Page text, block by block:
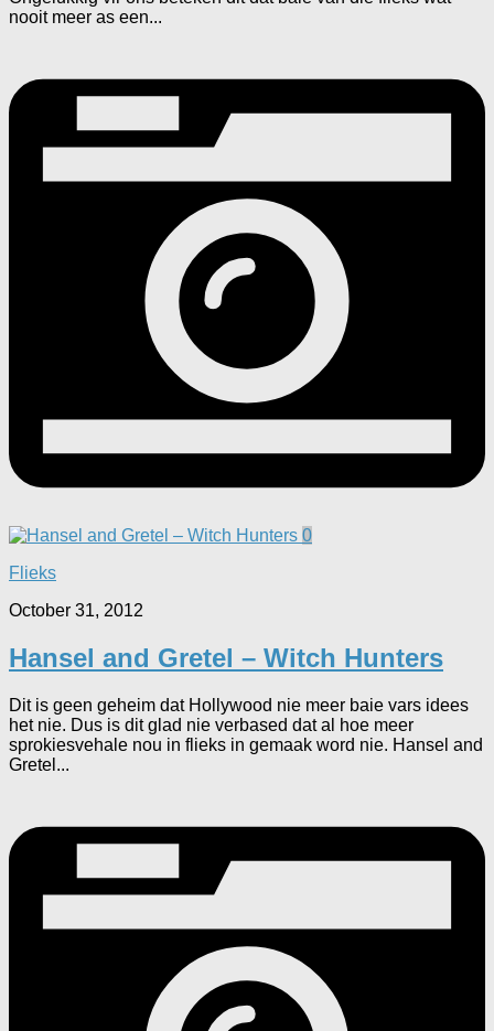
nooit meer as een...
0
Flieks
October 31, 2012
Hansel and Gretel – Witch Hunters
Dit is geen geheim dat Hollywood nie meer baie vars idees
het nie. Dus is dit glad nie verbased dat al hoe meer
sprokiesvehale nou in flieks in gemaak word nie. Hansel and
Gretel...